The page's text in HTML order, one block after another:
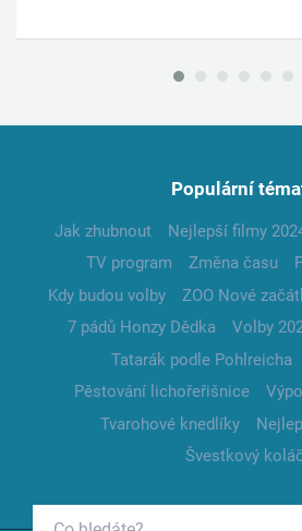
Populární
Jak zhubnout Nejlepší filmy
TV program
Změna času
Kdy budou volby
ZOO Nové
7 pádů Honzy Dědka
Volby
Tatarák podle Pohlreicha
Pěstování lichořeřišnice
Tvarohové knedlíky
Švestkový koláč